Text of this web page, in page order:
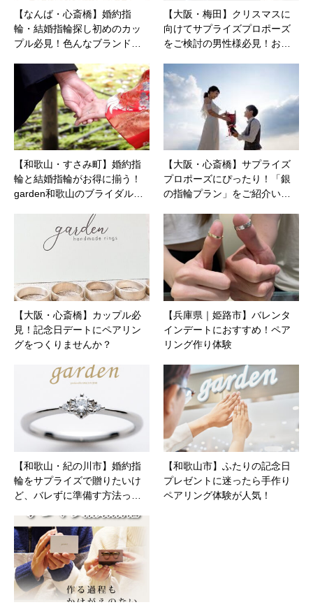
【なんば・心斎橋】婚約指
輪・結婚指輪探し初めのカッ
プル必見！色んなブランド…
【大阪・梅田】クリスマスに
向けてサプライズプロポーズ
をご検討の男性様必見！お…
【和歌山・すさみ町】婚約指
輪と結婚指輪がお得に揃う！
garden和歌山のブライダル…
【大阪・心斎橋】サプライズ
プロポーズにぴったり！「銀
の指輪プラン」をご紹介い…
【大阪・心斎橋】カップル必
見！記念日デートにペアリン
グをつくりませんか？
【兵庫県｜姫路市】バレンタ
インデートにおすすめ！ペア
リング作り体験
【和歌山・紀の川市】婚約指
輪をサプライズで贈りたいけ
ど、バレずに準備す方法っ…
【和歌山市】ふたりの記念日
プレゼントに迷ったら手作り
ペアリング体験が人気！